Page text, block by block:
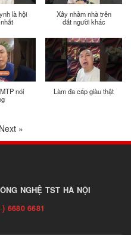
là hội
Xây nhầm nhà trên
đất người khác
nói
Làm đa cấp giàu thật
Next »
NGHỆ TST HÀ NỘI
6680 6681